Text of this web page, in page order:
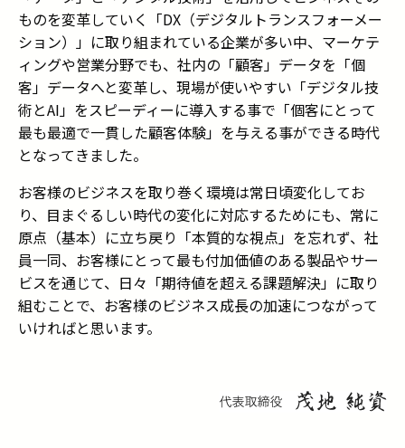
ものを変革していく「DX（デジタルトランスフォーメー
ション）」に取り組まれている企業が多い中、マーケテ
ィングや営業分野でも、 社内の「顧客」データを「個
客」データへと変革し、現場が使いやすい「デジタル技
術とAI」をスピーディーに導入する事で「個客にとって
最も最適で一貫した顧客体験」を与える事ができる時代
となってきました。
お客様のビジネスを取り巻く環境は常日頃変化してお
り、目まぐるしい時代の変化に対応するためにも、常に
原点（基本）に立ち戻り「本質的な視点」を忘れず、社
員一同、お客様にとって最も付加価値のある製品やサー
ビスを通じて、日々「期待値を超える課題解決」に取り
組むことで、お客様のビジネス成長の加速につながって
いければと思います。